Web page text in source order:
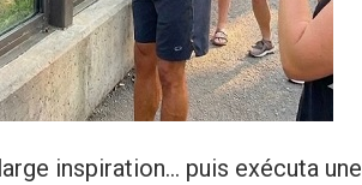
inspiration… puis exécuta une